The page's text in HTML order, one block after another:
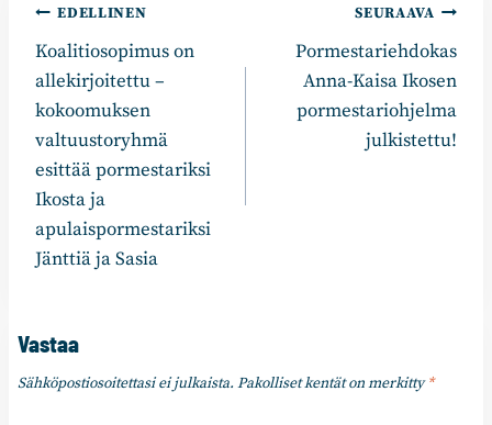
Artikkelien
selaus
EDELLINEN
Koalitiosopimus on
allekirjoitettu –
kokoomuksen
valtuustoryhmä
esittää pormestariksi
Ikosta ja
apulaispormestariksi
Jänttiä ja Sasia
SEURAAVA
Pormestariehdokas
Anna-Kaisa Ikosen
pormestariohjelma
julkistettu!
Vastaa
Sähköpostiosoitettasi ei julkaista. Pakolliset kentät on merkitty*